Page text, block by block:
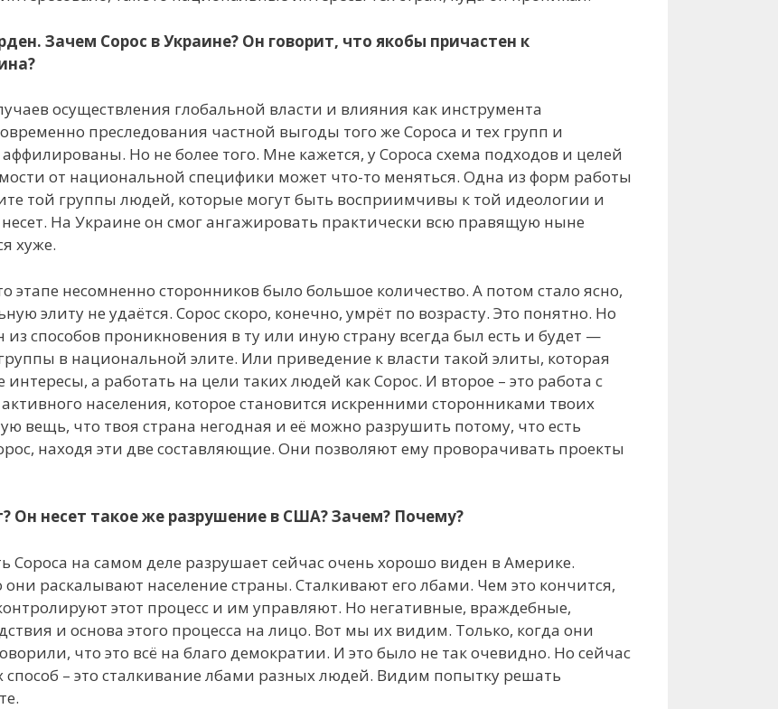
Зачем Сорос в Украине? Он говорит, что якобы причастен к
осуществления глобальной власти и влияния как инструмента
преследования частной выгоды того же Сороса и тех групп и
Но не более того. Мне кажется, у Сороса схема подходов и целей
от национальной специфики может что-то меняться. Одна из форм работы
той группы людей, которые могут быть восприимчивы к той идеологии и
На Украине он смог ангажировать практически всю правящую ныне
хуже.
этапе несомненно сторонников было большое количество. А потом стало ясно,
элиту не удаётся. Сорос скоро, конечно, умрёт по возрасту. Это понятно. Но
из способов проникновения в ту или иную страну всегда был есть и будет —
в национальной элите. Или приведение к власти такой элиты, которая
а работать на цели таких людей как Сорос. И второе – это работа с
населения, которое становится искренними сторонниками твоих
вещь, что твоя страна негодная и её можно разрушить потому, что есть
находя эти две составляющие. Они позволяют ему проворачивать проекты
Он несет такое же разрушение в США? Зачем? Почему?
Сороса на самом деле разрушает сейчас очень хорошо виден в Америке.
раскалывают население страны. Сталкивают его лбами. Чем это кончится,
этот процесс и им управляют. Но негативные, враждебные,
и основа этого процесса на лицо. Вот мы их видим. Только, когда они
что это всё на благо демократии. И это было не так очевидно. Но сейчас
– это сталкивание лбами разных людей. Видим попытку решать